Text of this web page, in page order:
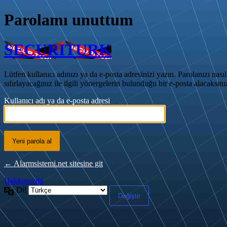
Parolamı unuttum
SECURITURK
Lütfen kullanıcı adınızı ya da e-posta adresinizi yazın. Parolanızı nasıl
sıfırlayacağınız ile ilgili yönergelerin bulunduğu bir e-posta
Kullanıcı adı ya da e-posta adresi
← Alarmsistemi.net sitesine git
Hakkımızda
Dil